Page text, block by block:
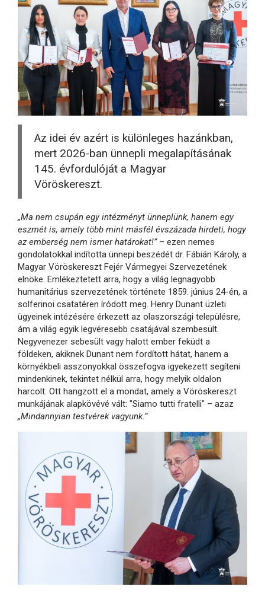
Az idei év azért is különleges hazánkban,
mert 2026-ban ünnepli megalapításának
145. évfordulóját a Magyar
Vöröskereszt.
„Ma nem csupán egy intézményt ünneplünk, hanem egy
eszmét is, amely több mint másfél évszázada hirdeti, hogy
az emberség nem ismer határokat!”– ezen nemes
gondolatokkal indította ünnepi beszédét dr. Fábián Károly, a
Magyar Vöröskereszt Fejér Vármegyei Szervezetének
elnöke. Emlékeztetett arra, hogy a világ legnagyobb
humanitárius szervezetének története 1859. június 24-én, a
solferinoi csatatéren íródott meg. Henry Dunant üzleti
ügyeinek intézésére érkezett az olaszországi településre,
ám a világ egyik legvéresebb csatájával szembesült.
Negyvenezer sebesült vagy halott ember feküdt a
földeken, akiknek Dunant nem fordított hátat, hanem a
környékbeli asszonyokkal összefogva igyekezett segíteni
mindenkinek, tekintet nélkül arra, hogy melyik oldalon
harcolt. Ott hangzott el a mondat, amely a Vöröskereszt
munkájának alapkövévé vált: "Siamo tutti fratelli" – azaz
„Mindannyian testvérek vagyunk.”